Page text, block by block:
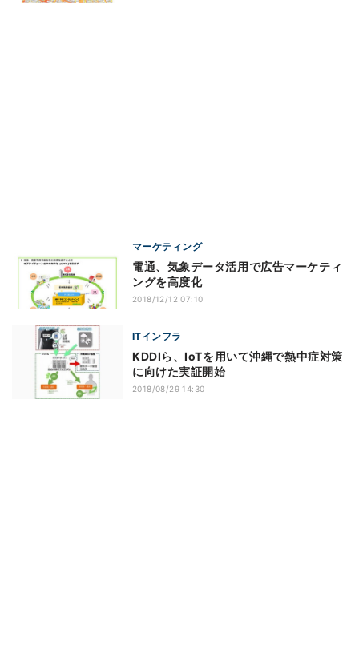
マーケティング
電通、気象データ活用で広告マーケティ
ングを高度化
2018/12/12 07:10
ITインフラ
KDDIら、IoTを用いて沖縄で熱中症対策
に向けた実証開始
2018/08/29 14:30